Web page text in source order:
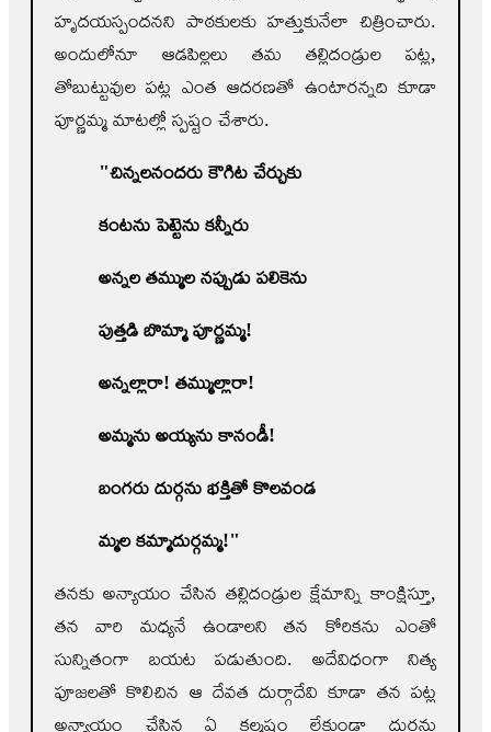
హృదయస్పందనని పాఠకులకు హత్తుకునేలా చిత్రించారు.
అందులోనూ ఆడపిల్లలు తమ తల్లిదండ్రుల పట్ల,
తోబుట్టువుల పట్ల ఎంత ఆదరణతో ఉంటారన్నది కూడా
పూర్ణమ్మ మాటల్లో స్పష్టం చేశారు.
"చిన్నలనందరు కౌగిట చేర్చుకు
కంటను పెట్టెను కన్నీరు
అన్నల తమ్ముల నప్పుడు పలికెను
పుత్తడి బొమ్మా పూర్ణమ్మ!
అన్నల్లారా! తమ్ముల్లారా!
అమ్మను అయ్యను కానండీ!
బంగరు దుర్గను భక్తితో కొలవండ
మ్మల కమ్మాదుర్గమ్మ!"
తనకు అన్యాయం చేసిన తల్లిదండ్రుల క్షేమాన్ని కాంక్షిస్తూ,
తన వారి మధ్యనే ఉండాలని తన కోరికను ఎంతో
సున్నితంగా బయట పడుతుంది. అదేవిధంగా నిత్య
పూజలతో కొలిచిన ఆ దేవత దుర్గాదేవి కూడా తన పట్ల
అన్యాయం చేసిన ఏ కల్మషం లేకుండా దుర్గను